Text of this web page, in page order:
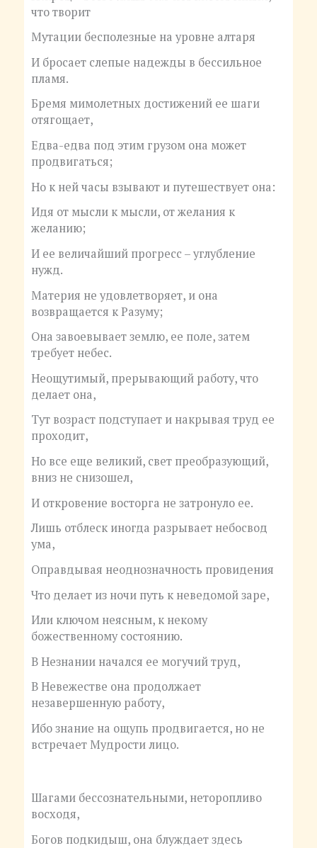
что творит
Мутации бесполезные на уровне алтаря
И бросает слепые надежды в бессильное
пламя.
Бремя мимолетных достижений ее шаги
отягощает,
Едва-едва под этим грузом она может
продвигаться;
Но к ней часы взывают и путешествует она:
Идя от мысли к мысли, от желания к
желанию;
И ее величайший прогресс – углубление
нужд.
Материя не удовлетворяет, и она
возвращается к Разуму;
Она завоевывает землю, ее поле, затем
требует небес.
Неощутимый, прерывающий работу, что
делает она,
Тут возраст подступает и накрывая труд ее
проходит,
Но все еще великий, свет преобразующий,
вниз не снизошел,
И откровение восторга не затронуло ее.
Лишь отблеск иногда разрывает небосвод
ума,
Оправдывая неоднозначность провидения
Что делает из ночи путь к неведомой заре,
Или ключом неясным, к некому
божественному состоянию.
В Незнании начался ее могучий труд,
В Невежестве она продолжает
незавершенную работу,
Ибо знание на ощупь продвигается, но не
встречает Мудрости лицо.
Шагами бессознательными, неторопливо
восходя,
Богов подкидыш, она блуждает здесь